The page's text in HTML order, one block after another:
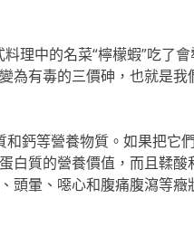
理中的名菜“檸檬蝦”吃了
有毒的三價砷，也就是我
和鈣等營養物質。如果把它
白質的營養價值，而且鞣
頭暈、噁心和腹痛腹瀉等